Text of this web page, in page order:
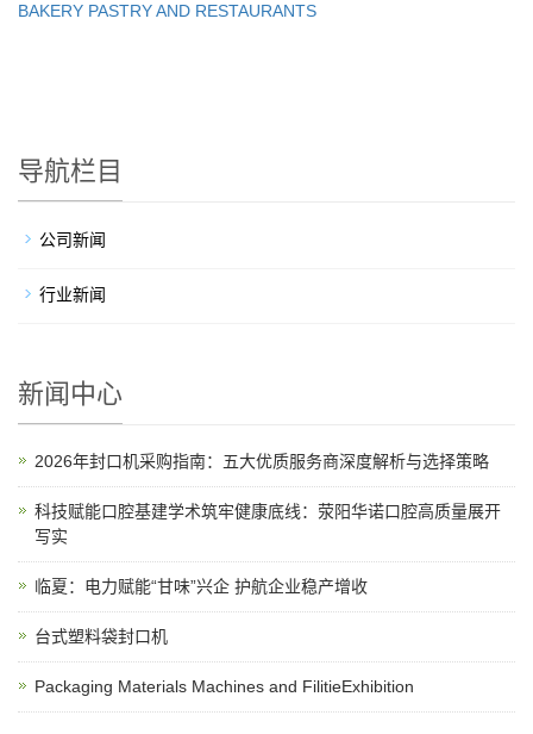
BAKERY PASTRY AND RESTAURANTS
导航栏目
公司新闻
行业新闻
新闻中心
2026年封口机采购指南：五大优质服务商深度解析与选择策略
科技赋能口腔基建学术筑牢健康底线：荥阳华诺口腔高质量展开
写实
临夏：电力赋能“甘味”兴企 护航企业稳产增收
台式塑料袋封口机
Packaging Materials Machines and FilitieExhibition